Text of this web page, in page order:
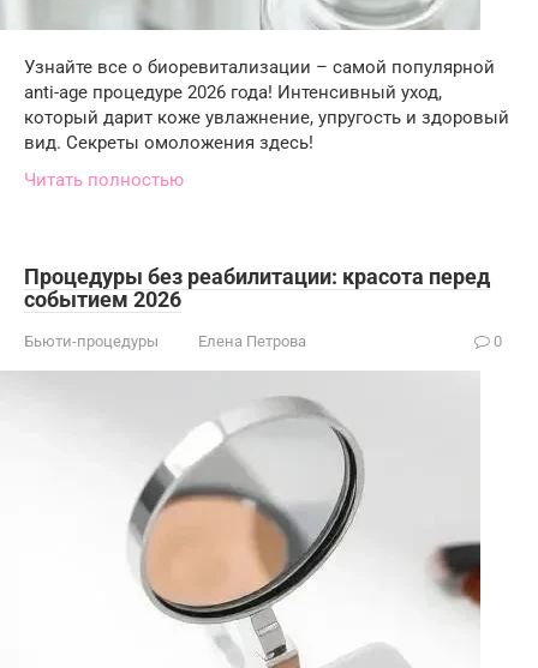
Узнайте все о биоревитализации – самой популярной
anti-age процедуре 2026 года! Интенсивный уход,
который дарит коже увлажнение, упругость и здоровый
вид. Секреты омоложения здесь!
Читать полностью
Процедуры без реабилитации: красота перед
событием 2026
Бьюти-процедуры Елена Петрова 0